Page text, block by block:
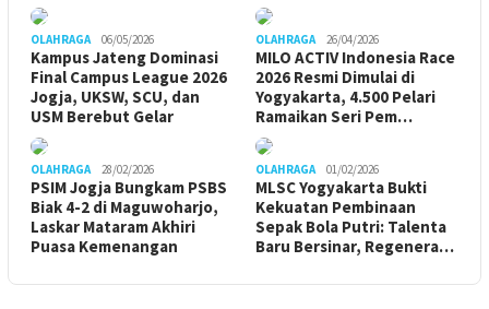
OLAHRAGA 06/05/2026
Kampus Jateng Dominasi
Final Campus League 2026
Jogja, UKSW, SCU, dan
USM Berebut Gelar
OLAHRAGA 26/04/2026
MILO ACTIV Indonesia Race
2026 Resmi Dimulai di
Yogyakarta, 4.500 Pelari
Ramaikan Seri Pem…
OLAHRAGA 28/02/2026
PSIM Jogja Bungkam PSBS
Biak 4-2 di Maguwoharjo,
Laskar Mataram Akhiri
Puasa Kemenangan
OLAHRAGA 01/02/2026
MLSC Yogyakarta Bukti
Kekuatan Pembinaan
Sepak Bola Putri: Talenta
Baru Bersinar, Regenera…